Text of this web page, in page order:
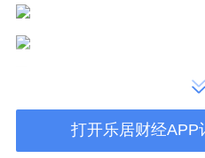
打开乐居财经APP